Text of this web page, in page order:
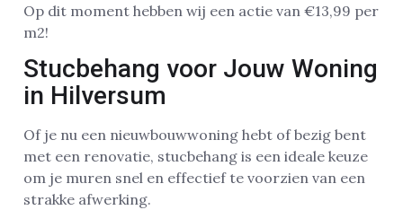
Op dit moment hebben wij een actie van €13,99 per
m2!
Stucbehang voor Jouw Woning
in Hilversum
Of je nu een nieuwbouwwoning hebt of bezig bent
met een renovatie, stucbehang is een ideale keuze
om je muren snel en effectief te voorzien van een
strakke afwerking.